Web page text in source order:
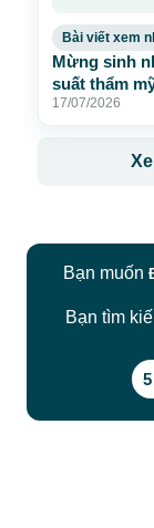
Bài viết xem
Mừng sinh
suất thẩm
17/07/2026
Bạn muốn
Bạn tìm